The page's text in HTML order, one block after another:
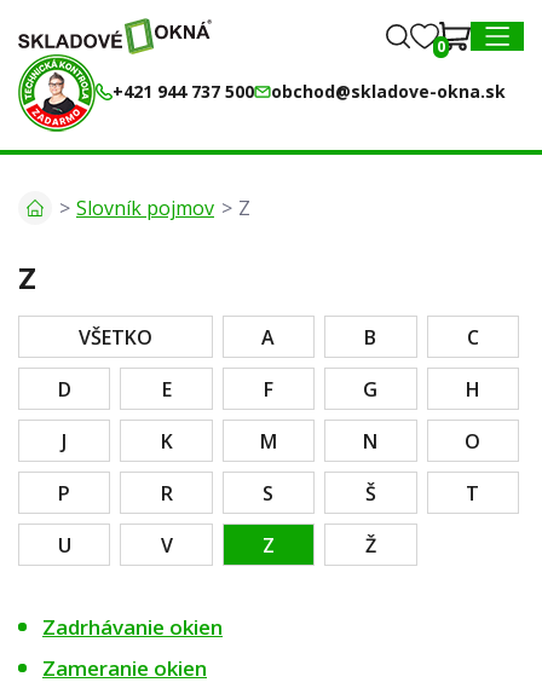
0
+421 944 737 500 obchod@skladove-okna.sk
0
Slovník pojmov Z
Z
VŠETKO A B
C
D
E F G
H
J
K M N
O
P
R S Š
T
U
V Z Ž
Zadrhávanie okien
Zameranie okien